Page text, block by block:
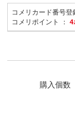
コメリカード番号
コメリポイント ： 4
購入個数